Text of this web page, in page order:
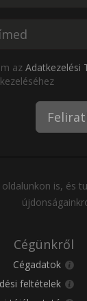
az Adatkezelési
oldalunkon is, és
Cégünkről
Cégadatok
feltételek